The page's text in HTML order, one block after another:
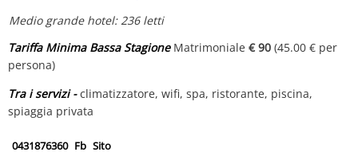
Medio grande hotel: 236 letti
Tariffa Minima Bassa StagioneMatrimoniale € 90 (45.00 € per
persona)
Tra i servizi -climatizzatore, wifi, spa, ristorante, piscina,
spiaggia privata
0431876360 Fb Sito